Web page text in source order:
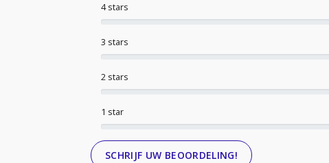
1 star
2 stars
3 stars
4 stars
SCHRIJF UW BEOORDELING!